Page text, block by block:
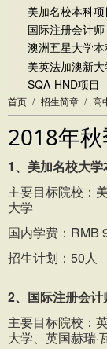
美加名校本科项
国际注册会计师
澳洲五星大学本
美英法加澳新大
SQA-HND项目
首页 / 招生简章 / 高
2018年
1、美加名校大学
主要目标院校：
大学
国内学费：RMB
招生计划：50人
2、国际注册会计
主要目标院校：
大学、英国赫瑞·